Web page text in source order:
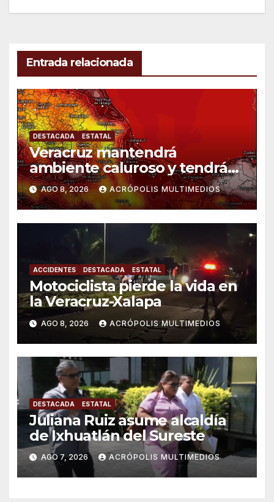
Entrada relacionada
DESTACADA ESTATAL
Veracruz mantendrá
ambiente caluroso y tendrá
lluvias
AGO 8, 2026 ACRÓPOLIS MULTIMEDIOS
ACCIDENTES DESTACADA ESTATAL
Motociclista pierde la vida en
la Veracruz-Xalapa
AGO 8, 2026 ACRÓPOLIS MULTIMEDIOS
DESTACADA ESTATAL
Juliana Ruiz asume alcaldía
de Ixhuatlán del Sureste
AGO 7, 2026 ACRÓPOLIS MULTIMEDIOS